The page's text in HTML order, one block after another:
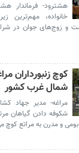
هشترود- فرماندار
خانواده، مهم‌ترین
و زوج‌های جوان در
کوچ زنبورداران
شمال غرب کشور
مراغه- مدیر جهاد
شکوفه دادن گیاهان